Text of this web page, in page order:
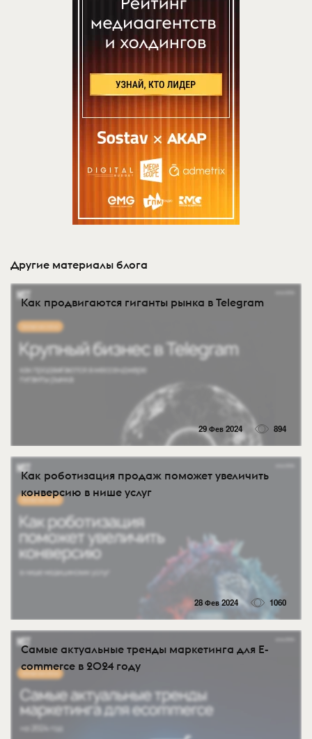
Другие материалы блога
Как продвигаются гиганты рынка в Telegram
29 Фев 2024 894
Как роботизация продаж поможет увеличить
конверсию в нише услуг
28 Фев 2024 1060
Самые актуальные тренды маркетинга для E-
commerce в 2024 году